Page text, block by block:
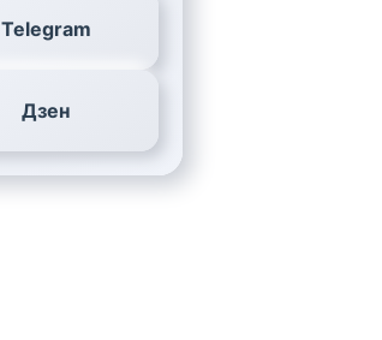
Telegram
Дзен